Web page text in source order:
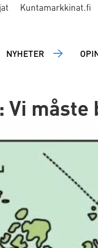
Kuntamarkkinat.fi
NYHETER
Vi